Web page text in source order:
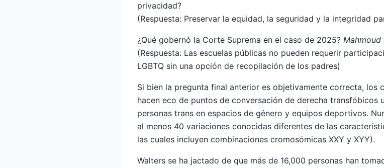
privacidad?
(Respuesta: Preservar la equidad, la seguridad y la integridad
¿Qué gobernó la Corte Suprema en el caso de 2025? Mahmoud
(Respuesta: Las escuelas públicas no pueden requerir
LGBTQ sin una opción de recopilación de los padres)
Si bien la pregunta final anterior es objetivamente correcta, los
hacen eco de puntos de conversación de derecha transfóbicos
personas trans en espacios de género y equipos deportivos.
al menos 40 variaciones conocidas diferentes de las
las cuales incluyen combinaciones cromosómicas XXY y XYY).
Walters se ha jactado de que más de 16,000 personas han